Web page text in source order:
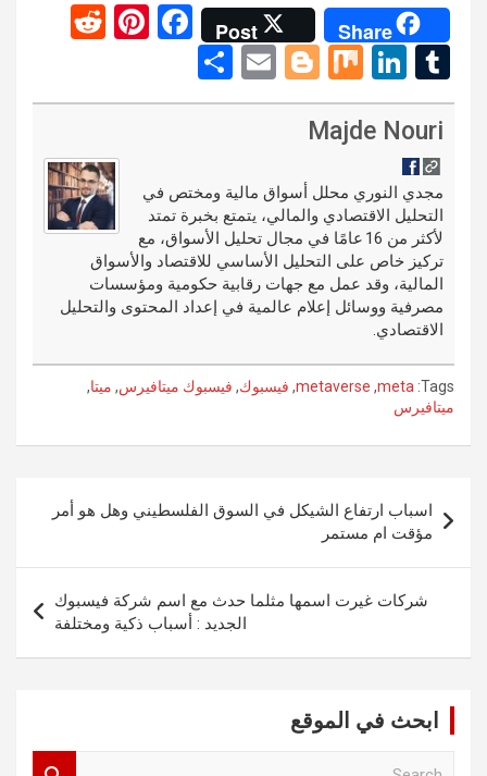
Share
Post
F
ce
o
k
Pi
er
t
d
t
T
u
m
bl
r
Li
n
ke
n
M
ix
Bl
o
er
E
m
h
Majde Nouri
مجدي النوري محلل أسواق مالية ومختص في
التحليل الاقتصادي والمالي، يتمتع بخبرة تمتد
لأكثر من 16 عامًا في مجال تحليل الأسواق، مع
تركيز خاص على التحليل الأساسي للاقتصاد والأسواق
المالية، وقد عمل مع جهات رقابية حكومية ومؤسسات
مصرفية ووسائل إعلام عالمية في إعداد المحتوى والتحليل
الاقتصادي.
Tags:
meta
,
metaverse
, فيسبوك, فيسبوك ميتافيرس, ميتا,
ميتافيرس
المقالات
اسباب ارتفاع الشيكل في السوق الفلسطيني وهل هو أمر
مؤقت ام مستمر
شركات غيرت اسمها مثلما حدث مع اسم شركة فيسبوك
الجديد : أسباب ذكية ومختلفة
ابحث في الموقع